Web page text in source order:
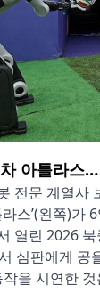
아틀라스
전문 계열사
스’(왼쪽)가
열린 2026
심판에게 공
을 시연한 것